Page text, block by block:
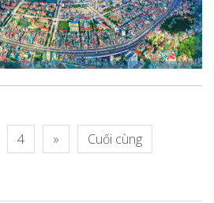
4 » Cuối cùng